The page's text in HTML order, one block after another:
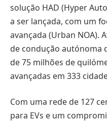
solução HAD (Hyper
a ser lançada, com um
avançada (Urban NOA).
de condução autónoma
de 75 milhões de
avançadas em 333
Com uma rede de 127
para EVs e um